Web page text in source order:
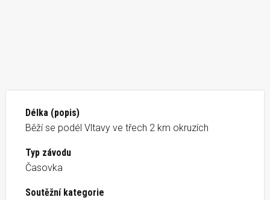
Délka (popis)
Běží se podél Vltavy ve třech 2 km okruzích
Typ závodu
Časovka
Soutěžní kategorie